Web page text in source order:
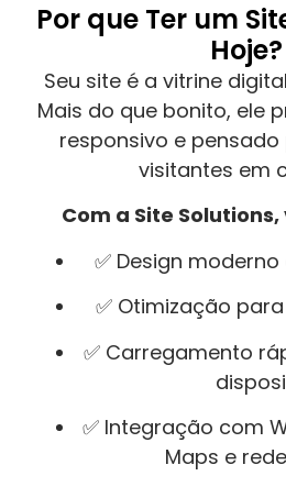
Por que Ter um
Hoje?
Seu site é a vitrine
Mais do que bonito, ele
responsivo e
visitantes em
Com a Site
✅ Design
✅ Otimização
✅ Carregamento
✅ Integração com
Maps e